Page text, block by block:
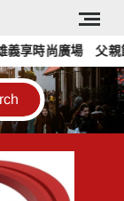
時尚廣場 父親節